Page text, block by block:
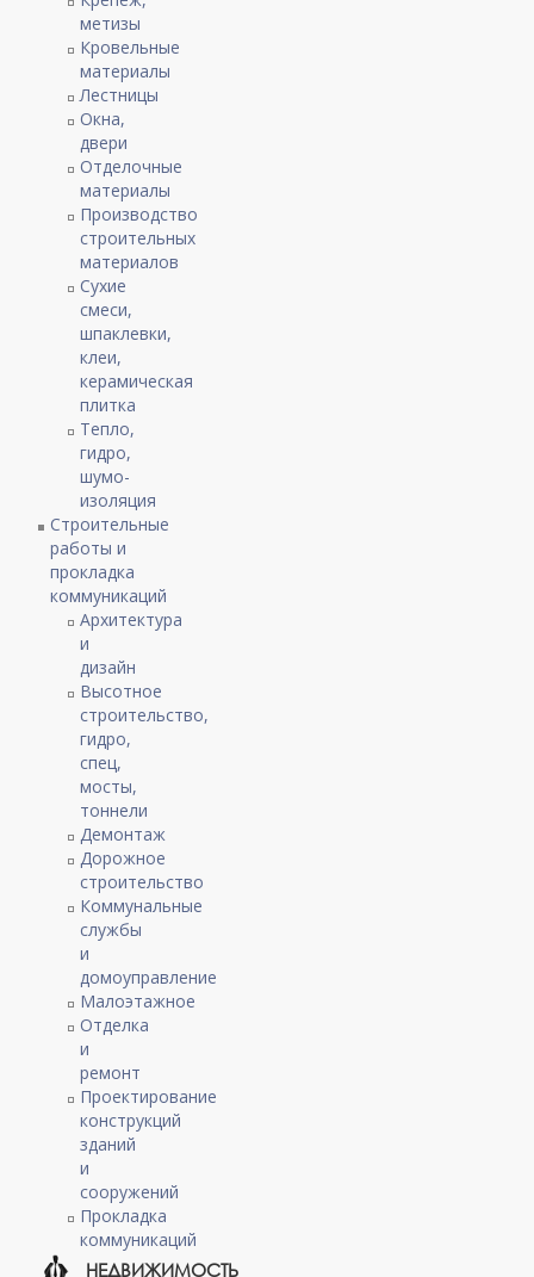
метизы
Кровельные
материалы
Лестницы
Окна,
двери
Отделочные
материалы
Производство
строительных
материалов
Сухие
смеси,
шпаклевки,
клеи,
керамическая
плитка
Тепло,
гидро,
шумо-
изоляция
Строительные
работы и
прокладка
коммуникаций
Архитектура
и
дизайн
Высотное
строительство,
гидро,
спец,
мосты,
тоннели
Демонтаж
Дорожное
строительство
Коммунальные
службы
и
домоуправление
Малоэтажное
Отделка
и
ремонт
Проектирование
конструкций
зданий
и
сооружений
Прокладка
коммуникаций
НЕДВИЖИМОСТЬ